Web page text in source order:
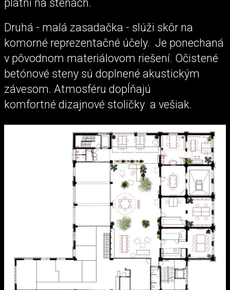
platní na stenách.
Druhá - malá zasadačka - slúži skôr na
komorné reprezentačné účely. Je ponechaná
v pôvodnom materiálovom riešení. Očistené
betónové steny sú doplnené akustickým
závesom. Atmosféru dopĺňajú
komfortné dizajnové stoličky a vešiak.